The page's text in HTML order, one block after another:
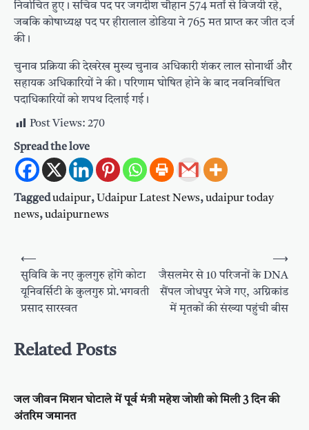
निर्वाचित हुए। सचिव पद पर जगदीश चौहान 574 मतों से विजयी रहे,
जबकि कोषाध्यक्ष पद पर हीरालाल डोडिया ने 765 मत प्राप्त कर जीत दर्ज
की।
चुनाव प्रक्रिया की देखरेख मुख्य चुनाव अधिकारी शंकर लाल सोनार्थी और
सहायक अधिकारियों ने की। परिणाम घोषित होने के बाद नवनिर्वाचित
पदाधिकारियों को शपथ दिलाई गई।
Post Views: 270
Spread the love
Taggedudaipur, Udaipur Latest News,udaipur today
news,udaipurnews
Post
navigation
⟵
सुविवि के नए कुलगुरु होंगे कोटा
यूनिवर्सिटी के कुलगुरु प्रो.भगवती
प्रसाद सारस्वत
जैसलमेर से 10 परिजनों के DNA
सैंपल जोधपुर भेजे गए, अग्निकांड
में मृतकों की संख्या पहुंची बीस
⟶
Related Posts
जल जीवन मिशन घोटाले में पूर्व मंत्री महेश जोशी को मिली 3 दिन की
अंतरिम जमानत